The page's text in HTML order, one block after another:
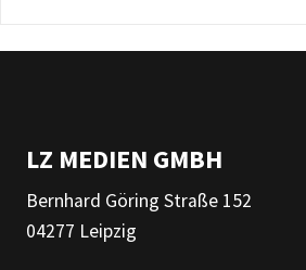
LZ MEDIEN GMBH
Bernhard Göring Straße 152
04277 Leipzig